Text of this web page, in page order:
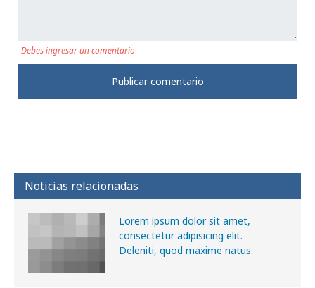
Debes ingresar un comentario
Noticias relacionadas
Lorem ipsum dolor sit amet,
consectetur adipisicing elit.
Deleniti, quod maxime natus.